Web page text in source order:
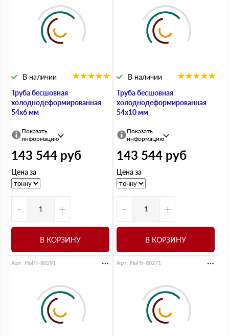
Труба бесшовная
холоднодеформированная
54х6 мм
В наличии
Показать
информацию
143 544 руб
Цена за
- +
В КОРЗИНУ
Труба бесшовная
холоднодеформированная
54х10 мм
В наличии
Показать
информацию
143 544 руб
Цена за
- +
В КОРЗИНУ
Арт. HolTr-80291 Арт. HolTr-80271